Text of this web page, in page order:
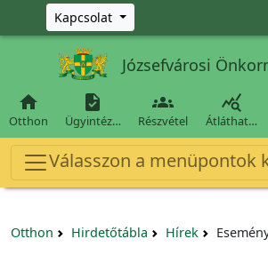
Ugrás a fő tartalomra
Kapcsolat
Józsefvárosi

Otthon

Ügyintéz…

Részvétel

Átláthat…
Válasszon a menüpontok
Otthon Hirdetőtábla Hírek